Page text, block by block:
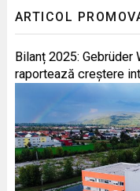
ARTICOL
Bilanț 2025:
raportează creștere